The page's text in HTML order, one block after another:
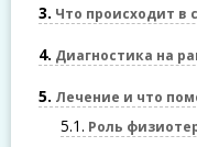
3 Что происходит в
4 Диагностика на
5 Лечение и что
5.1 Роль